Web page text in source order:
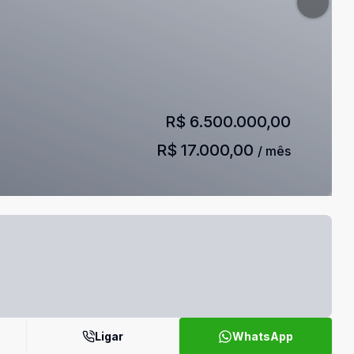
R$ 6.500.000,00
R$ 17.000,00 / mês
Ligar WhatsApp